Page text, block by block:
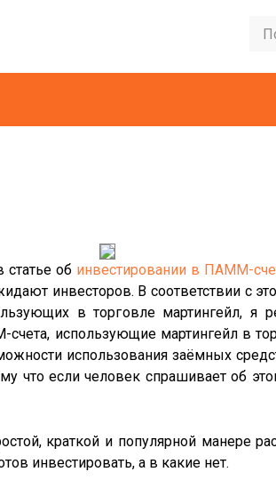
об инвестировании в ПАММ-
инвесторов. В соответствии с
в торговле мартингейл, я
использующие мартингейл в
использования заёмных
что если человек спрашивает об
краткой и популярной манере
инвестировать, а в какие нет.